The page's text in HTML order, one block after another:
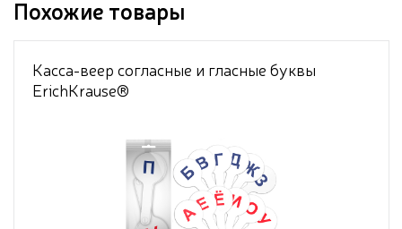
Похожие товары
Касса-веер согласные и гласные буквы
ErichKrause®